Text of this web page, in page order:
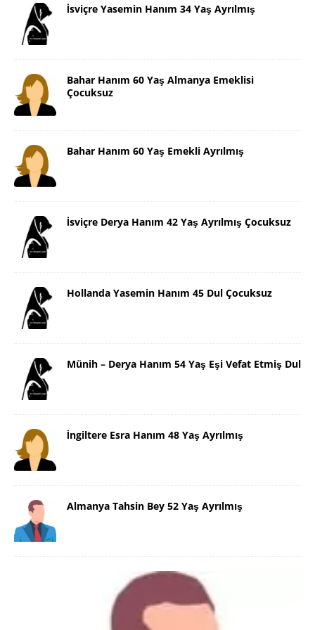
İsviçre Yasemin Hanım 34 Yaş Ayrılmış
Bahar Hanım 60 Yaş Almanya Emeklisi
Çocuksuz
Bahar Hanım 60 Yaş Emekli Ayrılmış
İsviçre Derya Hanım 42 Yaş Ayrılmış Çocuksuz
Hollanda Yasemin Hanım 45 Dul Çocuksuz
Münih – Derya Hanım 54 Yaş Eşi Vefat Etmiş Dul
İngiltere Esra Hanım 48 Yaş Ayrılmış
Almanya Tahsin Bey 52 Yaş Ayrılmış